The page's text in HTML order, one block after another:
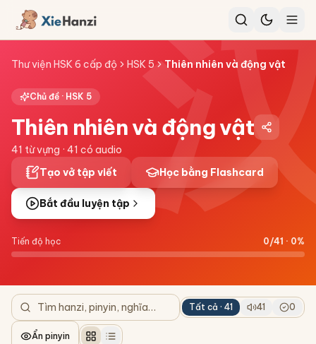
Thư viện HSK 6 cấp độ HSK 5 Thiên nhiên và động vật
Chủ đề · HSK 5
Thiên nhiên và động vật
41 từ vựng · 41 có audio
Tạo vở tập viết
Học bằng Flashcard
Bắt đầu luyện tập
Tiến độ học 0/41 · 0%
Tất cả · 41 41 0
Ẩn pinyin